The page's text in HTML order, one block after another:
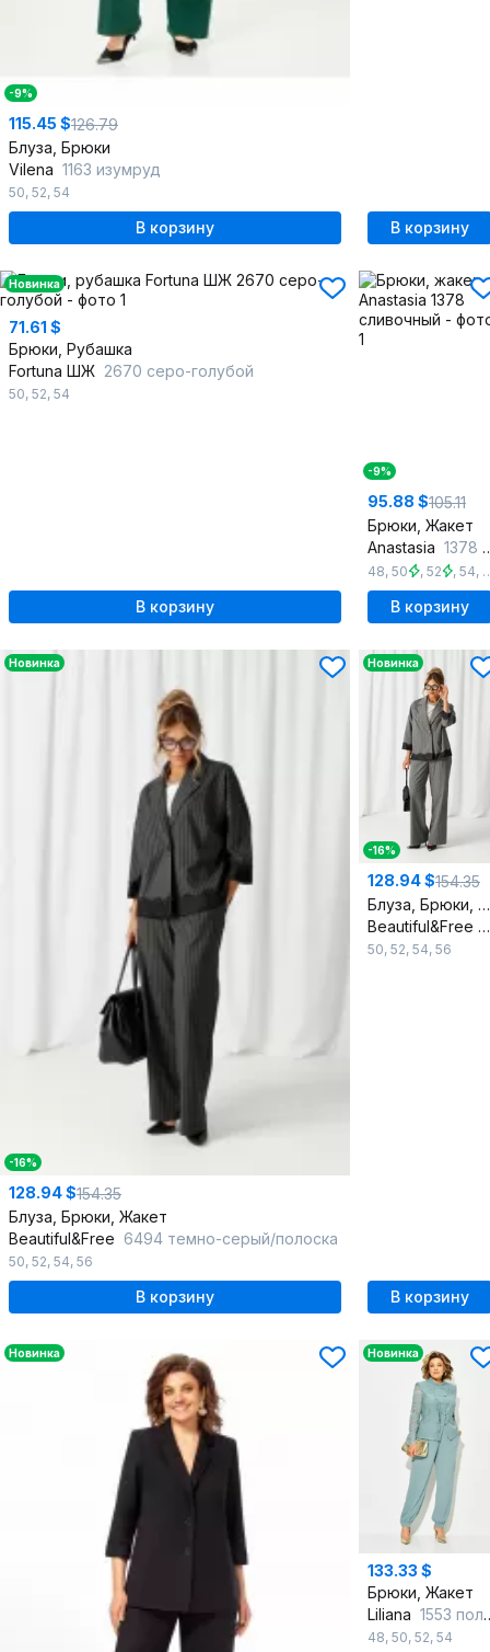
-9%
115.45 $126.79
Блуза, Брюки
Vilena 1163 изумруд
50, 52, 54
В корзину В корзину
Новинка
71.61 $
Брюки, Рубашка
Fortuna ШЖ 2670 серо-голубой
50, 52, 54
В корзину
-9%
95.88 $105.11
Брюки, Жакет
Anastasia 1378 сливочный
48, 50 , 52 , 54,
В корзину
Новинка
-16%
128.94 $154.35
Блуза, Брюки, Жакет
Beautiful&Free 6494 темно-серый/полоска
50, 52, 54, 56
В корзину
Новинка
-16%
128.94 $154.35
Блуза, Брюки, Жакет
Beautiful&Free
50, 52, 54, 56
В корзину
Новинка Новинка
133.33 $
Брюки, Жакет
Liliana 1553 полынь
48, 50, 52, 54